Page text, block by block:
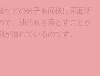
などの分子も同様に界面活
で、油汚れを落とすことが
溢れているのです。